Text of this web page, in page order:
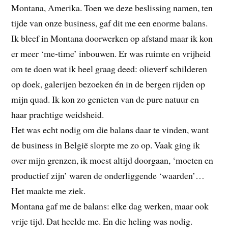
Montana, Amerika. Toen we deze beslissing namen, ten
tijde van onze business, gaf dit me een enorme balans.
Ik bleef in Montana doorwerken op afstand maar ik kon
er meer ‘me-time’ inbouwen. Er was ruimte en vrijheid
om te doen wat ik heel graag deed: olieverf schilderen
op doek, galerijen bezoeken én in de bergen rijden op
mijn quad. Ik kon zo genieten van de pure natuur en
haar prachtige weidsheid.
Het was echt nodig om die balans daar te vinden, want
de business in België slorpte me zo op. Vaak ging ik
over mijn grenzen, ik moest altijd doorgaan, ‘moeten en
productief zijn’ waren de onderliggende ‘waarden’…
Het maakte me ziek.
Montana gaf me de balans: elke dag werken, maar ook
vrije tijd. Dat heelde me. En die heling was nodig.